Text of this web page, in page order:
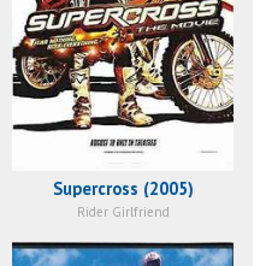
Supercross (2005)
Rider Girlfriend